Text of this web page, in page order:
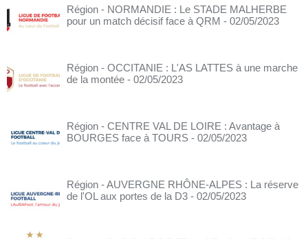
Région - NORMANDIE : Le STADE MALHERBE
pour un match décisif face à QRM - 02/05/2023
Région - OCCITANIE : L'AS LATTES à une marche
de la montée - 02/05/2023
Région - CENTRE VAL DE LOIRE : Avantage à
BOURGES face à TOURS - 02/05/2023
Région - AUVERGNE RHÔNE-ALPES : La réserve
de l'OL aux portes de la D3 - 02/05/2023